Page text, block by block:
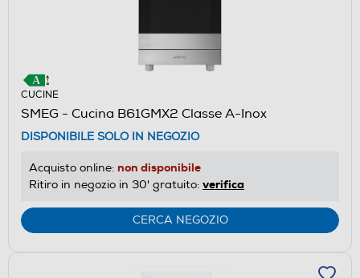
CUCINE
SMEG - Cucina B61GMX2 Classe A-Inox
DISPONIBILE SOLO IN NEGOZIO
Acquisto online: non disponibile
Ritiro in negozio in 30' gratuito: verifica
CERCA NEGOZIO